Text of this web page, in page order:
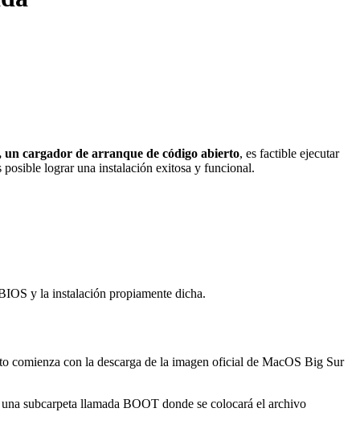
un cargador de arranque de código abierto, es factible ejecutar
posible lograr una instalación exitosa y funcional.
y la instalación propiamente dicha.
comienza con la descarga de la imagen oficial de MacOS Big Sur
subcarpeta llamada BOOT donde se colocará el archivo